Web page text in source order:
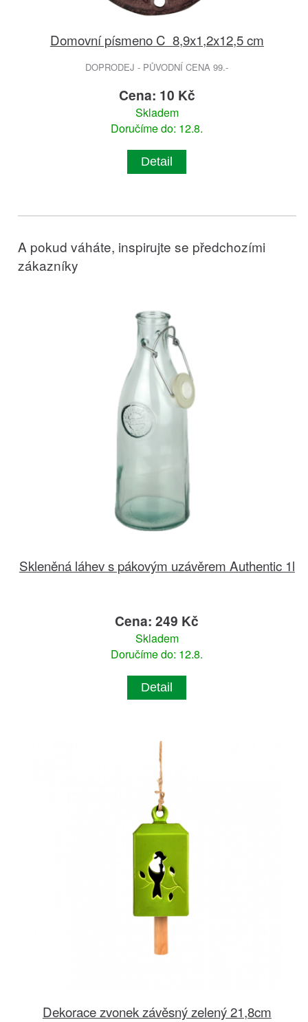
Domovní písmeno C 8,9x1,2x12,5 cm
DOPRODEJ - PŮVODNÍ CENA 99.-
Cena: 10 Kč
Skladem
Doručíme do: 12.8.
Detail
A pokud váháte, inspirujte se předchozími
zákazníky
Skleněná láhev s pákovým uzávěrem Authentic 1l
Cena: 249 Kč
Skladem
Doručíme do: 12.8.
Detail
Dekorace zvonek závěsný zelený 21,8cm